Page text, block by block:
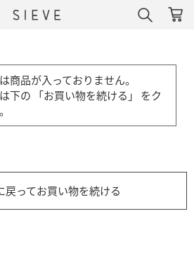
商品が入っておりません。
下の 「お買い物を続ける」 をク
戻ってお買い物を続ける